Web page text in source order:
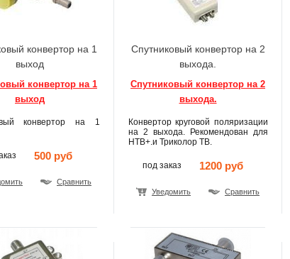
конвертор на 1
выход
конвертор на 1
выход
конвертор на 1
500 руб
Сравнить
Спутниковый конвертор на 2
выхода.
Спутниковый конвертор на 2
выхода.
Конвертор круговой поляризации
на 2 выхода. Рекомендован для
НТВ+.и Триколор ТВ.
под заказ 1200 руб
Уведомить Сравнить